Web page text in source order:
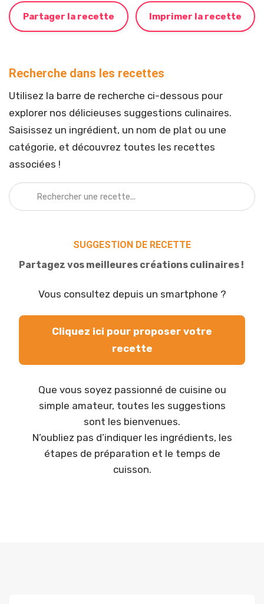
Partager la recette Imprimer la recette
Recherche dans les recettes
Utilisez la barre de recherche ci-dessous pour
explorer nos délicieuses suggestions culinaires.
Saisissez un ingrédient, un nom de plat ou une
catégorie, et découvrez toutes les recettes
associées !
SUGGESTION DE RECETTE
Partagez vos meilleures créations culinaires !
Vous consultez depuis un smartphone ?
Cliquez ici pour proposer votre
recette
Que vous soyez passionné de cuisine ou
simple amateur, toutes les suggestions
sont les bienvenues.
N’oubliez pas d’indiquer les ingrédients, les
étapes de préparation et le temps de
cuisson.